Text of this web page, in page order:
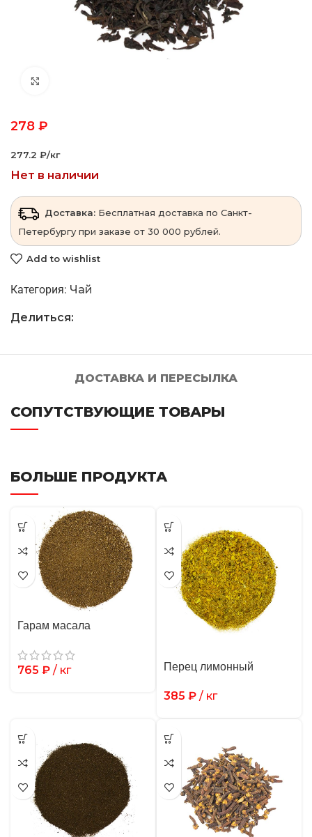
278 ₽
277.2 ₽‎/кг
Нет в наличии
Доставка: Бесплатная доставка по Санкт-
Петербургу при заказе от 30 000 рублей.
Add to wishlist
Категория: Чай
Делиться:
ДОСТАВКА И ПЕРЕСЫЛКА
СОПУТСТВУЮЩИЕ ТОВАРЫ
БОЛЬШЕ ПРОДУКТА
Гарам масала
765 ₽ / кг Перец лимонный
385 ₽ / кг